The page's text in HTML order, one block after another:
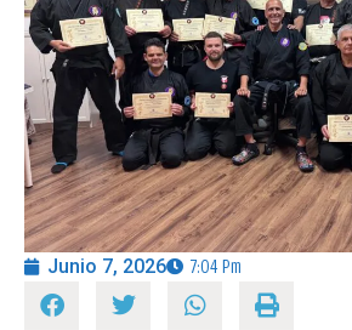
5ª COLUMNA
CARTAS DEL DIRECTOR
ENTREVISTAS
OPINIÓN
Junio 7, 2026 7:04 Pm